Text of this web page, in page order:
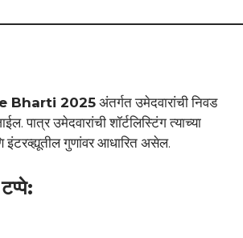
Bharti 2025 अंतर्गत उमेदवारांची निवड
पात्र उमेदवारांची शॉर्टलिस्टिंग त्याच्या
गुणांवर आधारित असेल.